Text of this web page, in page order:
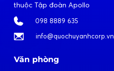
thuộc Tập đoàn Apollo
098 8889 635
info@quochuyanhcorp.vn
Văn phòng